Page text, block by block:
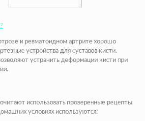
и ревматоидном артрите хорошо
устройства для суставов кисти.
устранить деформации кисти при
использовать проверенные рецепты
условиях используются: